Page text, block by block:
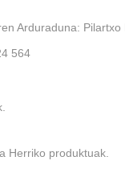
Arduraduna: Pilartxo
564
Herriko produktuak.